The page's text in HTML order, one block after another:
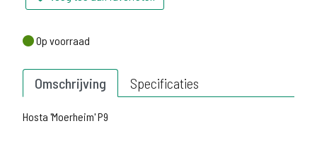
Op voorraad
Op voorraad
Omschrijving Specificaties
Hosta 'Moerheim' P9